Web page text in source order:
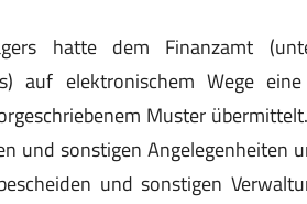
hatte dem Finanzamt
auf elektronischem Wege
Muster
und sonstigen Angelegenheiten
und sonstigen